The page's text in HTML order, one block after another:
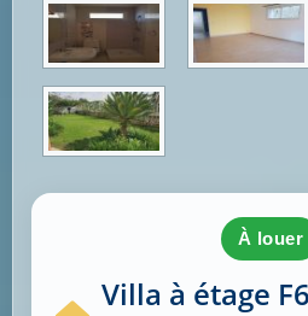
à louer
Villa à étage